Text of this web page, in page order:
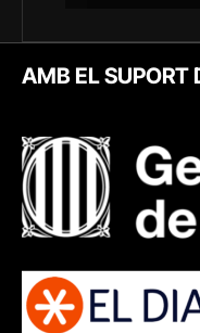
AMB EL SUPORT